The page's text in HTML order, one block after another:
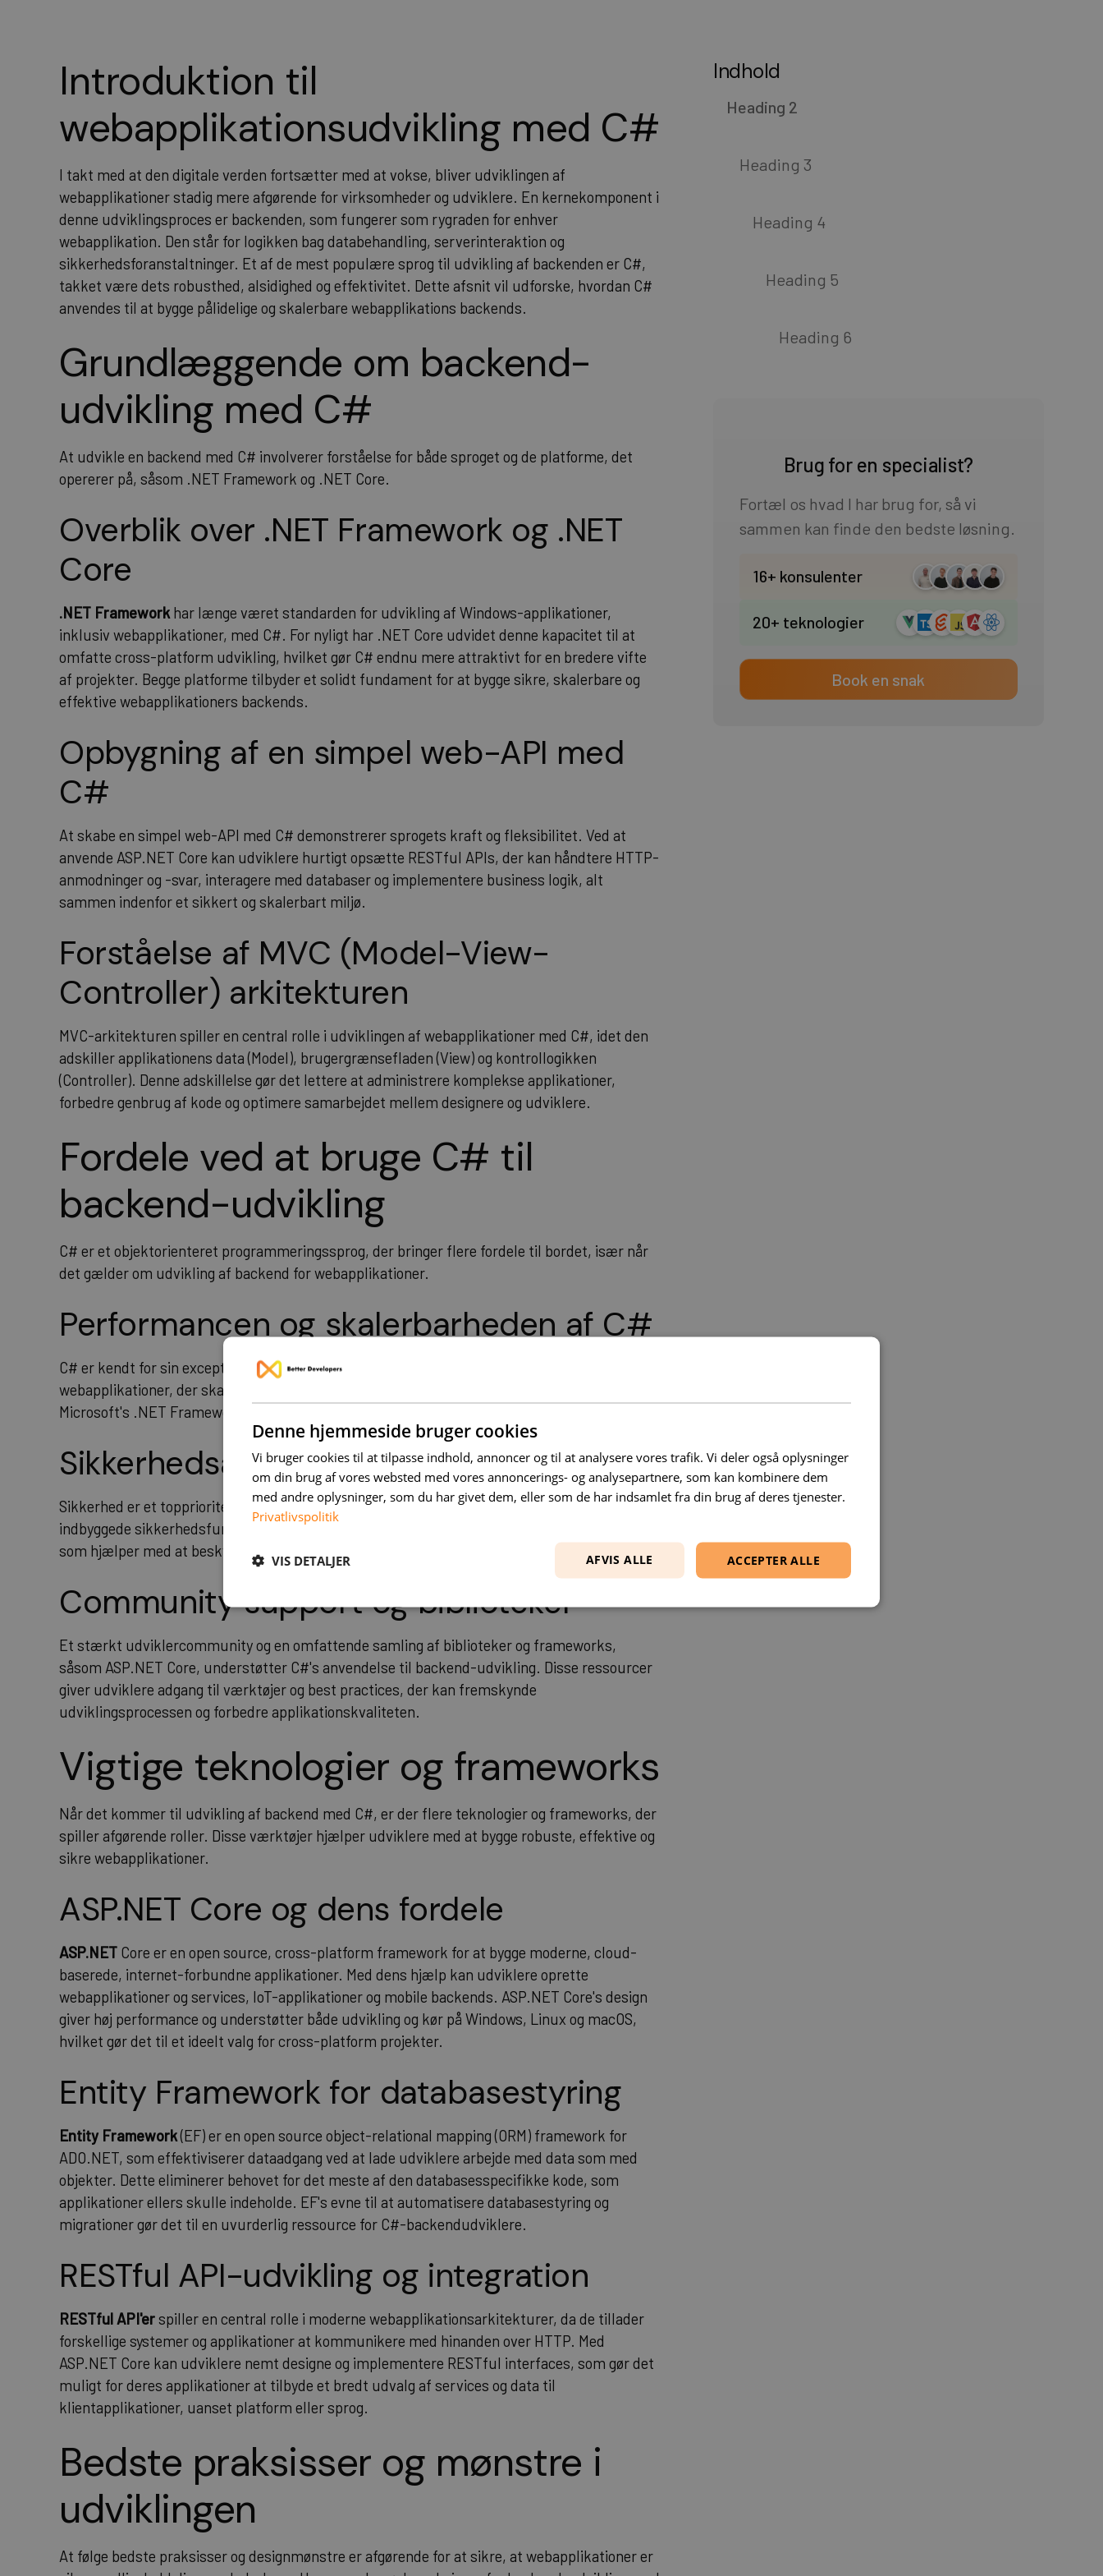
Introduktion til
webapplikationsudvikling med C#
I takt med at den digitale verden fortsætter med at vokse, bliver udviklingen af
webapplikationer stadig mere afgørende for virksomheder og udviklere. En kernekomponent i
denne udviklingsproces er backenden, som fungerer som rygraden for enhver
webapplikation. Den står for logikken bag databehandling, serverinteraktion og
sikkerhedsforanstaltninger. Et af de mest populære sprog til udvikling af backenden er C#,
takket være dets robusthed, alsidighed og effektivitet. Dette afsnit vil udforske, hvordan C#
anvendes til at bygge pålidelige og skalerbare webapplikations backends.
Grundlæggende om backend-
udvikling med C#
At udvikle en backend med C# involverer forståelse for både sproget og de platforme, det
opererer på, såsom .NET Framework og .NET Core.
Overblik over .NET Framework og .NET
Core
.NET Framework har længe været standarden for udvikling af Windows-applikationer,
inklusiv webapplikationer, med C#. For nyligt har .NET Core udvidet denne kapacitet til at
omfatte cross-platform udvikling, hvilket gør C# endnu mere attraktivt for en bredere vifte
af projekter. Begge platforme tilbyder et solidt fundament for at bygge sikre, skalerbare og
effektive webapplikationers backends.
Opbygning af en simpel web-API med
C#
At skabe en simpel web-API med C# demonstrerer sprogets kraft og fleksibilitet. Ved at
anvende ASP.NET Core kan udviklere hurtigt opsætte RESTful APIs, der kan håndtere HTTP-
anmodninger og -svar, interagere med databaser og implementere business logik, alt
sammen indenfor et sikkert og skalerbart miljø.
Forståelse af MVC (Model-View-
Controller) arkitekturen
MVC-arkitekturen spiller en central rolle i udviklingen af webapplikationer med C#, idet den
adskiller applikationens data (Model), brugergrænsefladen (View) og kontrollogikken
(Controller). Denne adskillelse gør det lettere at administrere komplekse applikationer,
forbedre genbrug af kode og optimere samarbejdet mellem designere og udviklere.
Fordele ved at bruge C# til
backend-udvikling
C# er et objektorienteret programmeringssprog, der bringer flere fordele til bordet, især når
det gælder om udvikling af backend for webapplikationer.
Performancen og skalerbarheden af C#
C# er kendt for sin exceptionelle performance og skalerbarhed, som er afgørende for
webapplikationer, der skal kunne håndtere store mængder trafik og data. Dets kompilering til
Microsoft's .NET Framework sikrer optimeret kodeudførelse og ressourcehåndtering.
Sikkerhedsaspekter ved C#
Sikkerhed er et topprioritet for enhver webapplikation. C# og .NET Framework tilbyder
indbyggede sikkerhedsfunktioner som f.eks. validation controls og krypteringsbiblioteker,
som hjælper med at beskytte applikationer mod almindelige trusler og angreb.
Community support og biblioteker
Et stærkt udviklercommunity og en omfattende samling af biblioteker og frameworks,
såsom ASP.NET Core, understøtter C#'s anvendelse til backend-udvikling. Disse ressourcer
giver udviklere adgang til værktøjer og best practices, der kan fremskynde
udviklingsprocessen og forbedre applikationskvaliteten.
Vigtige teknologier og frameworks
Når det kommer til udvikling af backend med C#, er der flere teknologier og frameworks, der
spiller afgørende roller. Disse værktøjer hjælper udviklere med at bygge robuste, effektive og
sikre webapplikationer.
ASP.NET Core og dens fordele
ASP.NET Core er en open source, cross-platform framework for at bygge moderne, cloud-
baserede, internet-forbundne applikationer. Med dens hjælp kan udviklere oprette
webapplikationer og services, IoT-applikationer og mobile backends. ASP.NET Core's design
giver høj performance og understøtter både udvikling og kør på Windows, Linux og macOS,
hvilket gør det til et ideelt valg for cross-platform projekter.
Entity Framework for databasestyring
Entity Framework(EF) er en open source object-relational mapping (ORM) framework for
ADO.NET, som effektiviserer dataadgang ved at lade udviklere arbejde med data som med
objekter. Dette eliminerer behovet for det meste af den databasesspecifikke kode, som
applikationer ellers skulle indeholde. EF's evne til at automatisere databasestyring og
migrationer gør det til en uvurderlig ressource for C#-backendudviklere.
RESTful API-udvikling og integration
RESTful API'erspiller en central rolle i moderne webapplikationsarkitekturer, da de tillader
forskellige systemer og applikationer at kommunikere med hinanden over HTTP. Med
ASP.NET Core kan udviklere nemt designe og implementere RESTful interfaces, som gør det
muligt for deres applikationer at tilbyde et bredt udvalg af services og data til
klientapplikationer, uanset platform eller sprog.
Bedste praksisser og mønstre i
udviklingen
At følge bedste praksisser og designmønstre er afgørende for at sikre, at webapplikationer er
Indhold
Heading 2
Heading 3
Heading 4
Heading 5
Heading 6
Brug for en specialist?
Fortæl os hvad I har brug for, så vi
sammen kan finde den bedste løsning.
16+ konsulenter
20+ teknologier
Book en snak
Denne hjemmeside bruger cookies
Vi bruger cookies til at tilpasse indhold, annoncer og til at analysere vores trafik. Vi deler også oplysninger
om din brug af vores websted med vores annoncerings- og analysepartnere, som kan kombinere dem
med andre oplysninger, som du har givet dem, eller som de har indsamlet fra din brug af deres tjenester.
Privatlivspolitik
ACCEPTER ALLE
AFVIS ALLE
VIS DETALJER